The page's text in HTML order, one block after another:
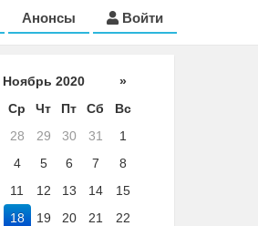
Анонсы Войти
Ноябрь 2020
»
Ср Чт Пт Сб
Вс
28 29 30 31
1
4 5 6 7
8
11 12 13 14
15
18 19 20 21
22